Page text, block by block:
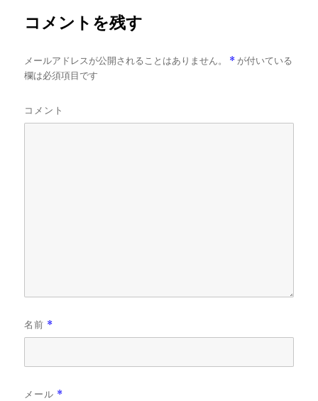
コメントを残す
メールアドレスが公開されることはありません。 * が付いている
欄は必須項目です
コメント
名前 *
メール *